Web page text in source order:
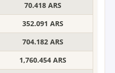
70.418 ARS
352.091 ARS
704.182 ARS
1,760.454 ARS